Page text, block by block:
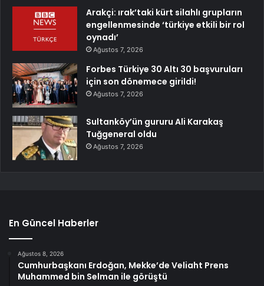
Arakçi: ırak’taki kürt silahlı grupların
engellenmesinde ‘türkiye etkili bir rol
oynadı’
Ağustos 7, 2026
Forbes Türkiye 30 Altı 30 başvuruları
için son dönemece girildi!
Ağustos 7, 2026
Sultanköy’ün gururu Ali Karakaş
Tuğgeneral oldu
Ağustos 7, 2026
En Güncel Haberler
Ağustos 8, 2026
Cumhurbaşkanı Erdoğan, Mekke’de Veliaht Prens
Muhammed bin Selman ile görüştü